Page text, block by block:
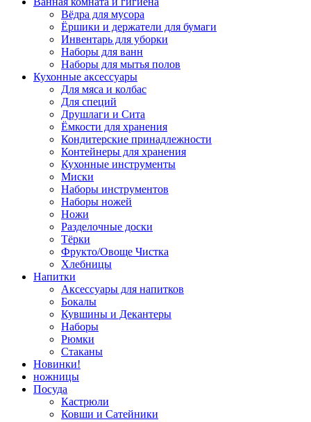
Вёдра для мусора
Ёршики и держатели для бумаги
Инвентарь для уборки
Наборы для ванн
Наборы для мытья полов
Кухонные аксессуары
Для мяса и колбас
Для специй
Друшлаги и Сита
Ёмкости для хранения
Кондитерские принадлежности
Контейнеры для хранения
Кухонные инструменты
Миски
Наборы инструментов
Наборы ножей
Ножи
Разделочные доски
Тёрки
Фрукто/Овоще Чистка
Хлебницы
Напитки
Аксессуары для напитков
Бокалы
Кувшины и Декантеры
Наборы
Рюмки
Стаканы
Новинки!
ножницы
Посуда
Кастрюли
Ковши и Сатейники